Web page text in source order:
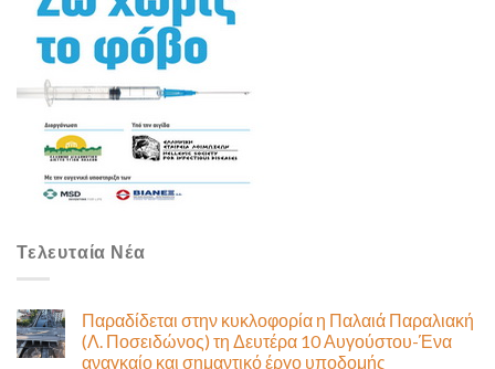
Τελευταία Νέα
Παραδίδεται στην κυκλοφορία η Παλαιά Παραλιακή
(Λ. Ποσειδώνος) τη Δευτέρα 10 Αυγούστου-Ένα
αναγκαίο και σημαντικό έργο υποδομής